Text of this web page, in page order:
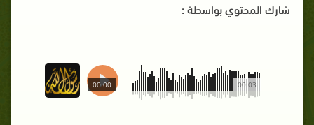
شارك المحتوي بواسطة :
00:03
00:00